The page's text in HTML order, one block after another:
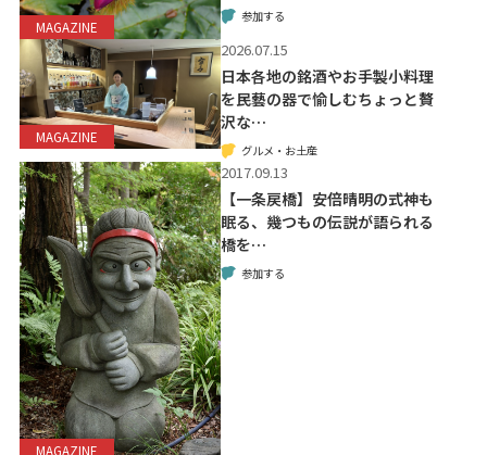
MAGAZINE
参加する
MAGAZINE
2026.07.15
日本各地の銘酒やお手製小料理
を民藝の器で愉しむちょっと贅
沢な…
グルメ・お土産
MAGAZINE
2017.09.13
【一条戻橋】安倍晴明の式神も
眠る、幾つもの伝説が語られる
橋を…
参加する